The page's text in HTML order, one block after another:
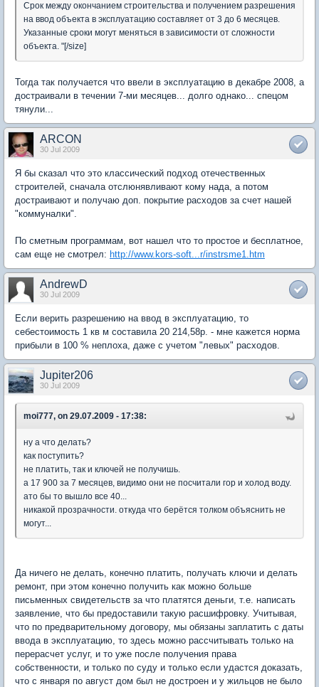
Срок между окончанием строительства и получением разрешения
на ввод объекта в эксплуатацию составляет от 3 до 6 месяцев.
Указанные сроки могут меняться в зависимости от сложности
объекта. "[/size]
Тогда так получается что ввели в эксплуатацию в декабре 2008, а
достраивали в течении 7-ми месяцев... долго однако... спецом
тянули...
ARCON
30 Jul 2009
Я бы сказал что это классический подход отечественных
строителей, сначала отслюнявливают кому нада, а потом
достраивают и получаю доп. покрытие расходов за счет нашей
"коммуналки".
По сметным программам, вот нашел что то простое и бесплатное,
сам еще не смотрел: http://www.kors-soft...r/instrsme1.htm
AndrewD
30 Jul 2009
Если верить разрешению на ввод в эксплуатацию, то
себестоимость 1 кв м составила 20 214,58р. - мне кажется норма
прибыли в 100 % неплоха, даже с учетом "левых" расходов.
Jupiter206
30 Jul 2009
moi777, on 29.07.2009 - 17:38:
ну а что делать?
как поступить?
не платить, так и ключей не получишь.
а 17 900 за 7 месяцев, видимо они не посчитали гор и холод воду.
ато бы то вышло все 40...
никакой прозрачности. откуда что берётся толком объяснить не
могут...
Да ничего не делать, конечно платить, получать ключи и делать
ремонт, при этом конечно получить как можно больше
письменных свидетельств за что платятся деньги, т.е. написать
заявление, что бы предоставили такую расшифровку. Учитывая,
что по предварительному договору, мы обязаны заплатить с даты
ввода в эксплуатацию, то здесь можно рассчитывать только на
перерасчет услуг, и то уже после получения права
собственности, и только по суду и только если удастся доказать,
что с января по август дом был не достроен и у жильцов не было